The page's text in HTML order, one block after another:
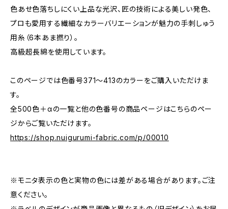
色あせ色落ちしにくい上品な光沢、匠の技術による美しい発色、
プロも愛用する繊細なカラーバリエーションが魅力の手刺しゅう
用糸（6本あま撚り）。
高級超長綿を使用しています。
このページでは色番号371〜413のカラーをご購入いただけま
す。
全500色＋αの一覧と他の色番号の商品ページはこちらのペー
ジからご覧いただけます。
https://shop.nuigurumi-fabric.com/p/00010
※モニタ表示の色と実物の色には差がある場合があります。ご注
意ください。